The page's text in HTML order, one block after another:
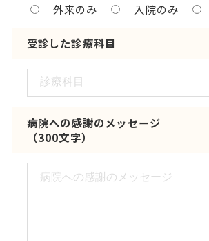
外来のみ 入院のみ
受診した診療科目
病院への感謝のメッセージ
（300文字）